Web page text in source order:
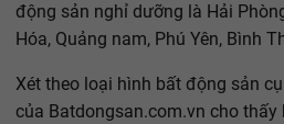
động sản nghỉ dưỡng là Hải
Hóa, Quảng nam, Phú Yên, Bình
Xét theo loại hình bất động sản
của Batdongsan.com.vn cho thấy